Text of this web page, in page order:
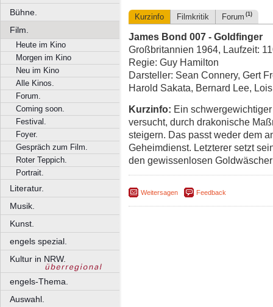
Bühne.
Film.
Heute im Kino
Morgen im Kino
Neu im Kino
Alle Kinos.
Forum.
Coming soon.
Festival.
Foyer.
Gespräch zum Film.
Roter Teppich.
Portrait.
Literatur.
Musik.
Kunst.
engels spezial.
Kultur in NRW.
engels-Thema.
Auswahl.
Kurzinfo Filmkritik Forum (1)
James Bond 007 - Goldfinger
Großbritannien 1964, Laufzeit:
Regie: Guy Hamilton
Darsteller: Sean Connery, Gert
Harold Sakata, Bernard Lee,
Kurzinfo: Ein
versucht, durch drakonische
steigern. Das passt weder dem
Geheimdienst. Letzterer setzt
den gewissenlosen
Weitersagen Feedback